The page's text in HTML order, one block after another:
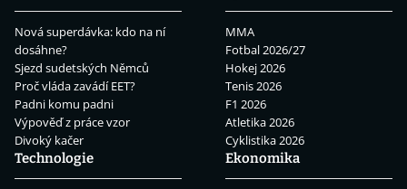
Nová superdávka: kdo na ní
dosáhne?
Sjezd sudetských Němců
Proč vláda zavádí EET?
Padni komu padni
Výpověď z práce vzor
Divoký kačer
MMA
Fotbal 2026/27
Hokej 2026
Tenis 2026
F1 2026
Atletika 2026
Cyklistika 2026
Technologie
Ekonomika